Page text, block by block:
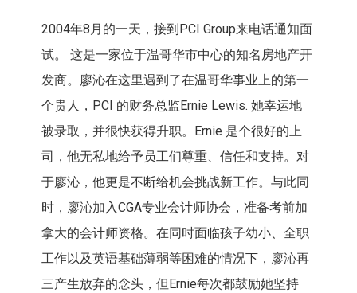
2004年8月的一天，接到PCI Group来电话通知面
试。 这是一家位于温哥华市中心的知名房地产开
发商。廖沁在这里遇到了在温哥华事业上的第一
个贵人，PCI 的财务总监Ernie Lewis. 她幸运地
被录取，并很快获得升职。Ernie 是个很好的上
司，他无私地给予员工们尊重、信任和支持。对
于廖沁，他更是不断给机会挑战新工作。与此同
时，廖沁加入CGA专业会计师协会，准备考前加
拿大的会计师资格。在同时面临孩子幼小、全职
工作以及英语基础薄弱等困难的情况下，廖沁再
三产生放弃的念头，但Ernie每次都鼓励她坚持